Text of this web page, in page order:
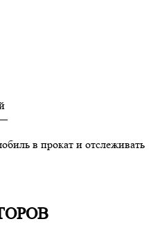
в прокат и отслеживать